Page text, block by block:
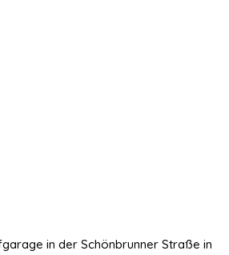
in der Schönbrunner Straße in